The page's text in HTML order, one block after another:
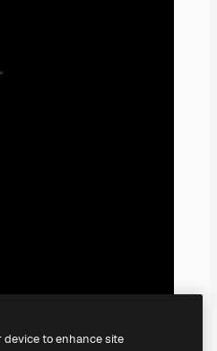
device to enhance site